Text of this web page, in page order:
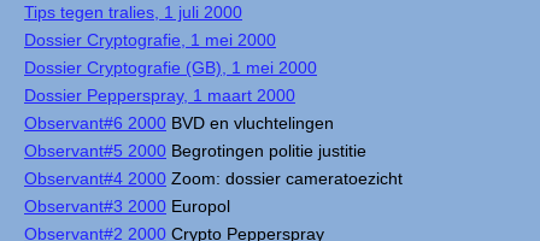
Tips tegen tralies, 1 juli 2000
Dossier Cryptografie, 1 mei 2000
Dossier Cryptografie (GB), 1 mei 2000
Dossier Pepperspray, 1 maart 2000
Observant#6 2000 BVD en vluchtelingen
Observant#5 2000 Begrotingen politie justitie
Observant#4 2000 Zoom: dossier cameratoezicht
Observant#3 2000 Europol
Observant#2 2000 Crypto Pepperspray